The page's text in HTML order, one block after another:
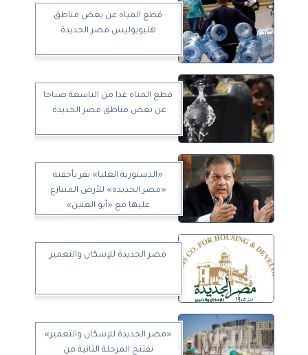
قطع المياه عن بعض مناطق
هليوبوليس مصر الجديدة
قطع المياه غدا من التاسعة صباحا
عن بعض مناطق مصر الجديدة
«الدستورية العليا» تقر بأحقية
«مصر الجديدة» للأرض المتنازع
عليها مع «أبو العنين»
مصر الجديدة للإسكان والتعمير
«مصر الجديدة للإسكان والتعمير»
تفتتح المرحلة الثانية من